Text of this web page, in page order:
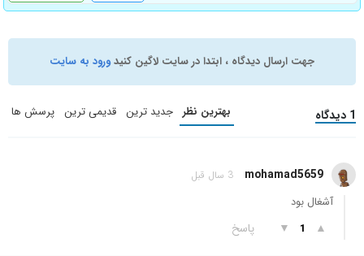
جهت ارسال دیدگاه ، ابتدا در سایت لاگین کنیدورود به سایت
1 دیدگاه بهترین نظر جدید ترین قدیمی ترین پرسش ها
mohamad5659 3 سال قبل
آشغال بود
▲
1
▼ پاسخ